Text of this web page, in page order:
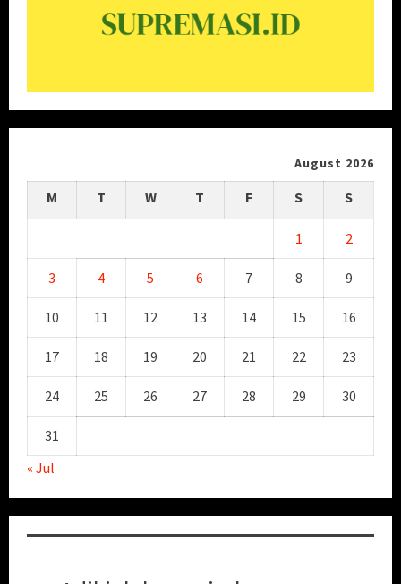
August 2026
M T W T F S S
1 2
3 4 5 6 7 8 9
10 11 12 13 14 15 16
17 18 19 20 21 22 23
24 25 26 27 28 29 30
31
« Jul